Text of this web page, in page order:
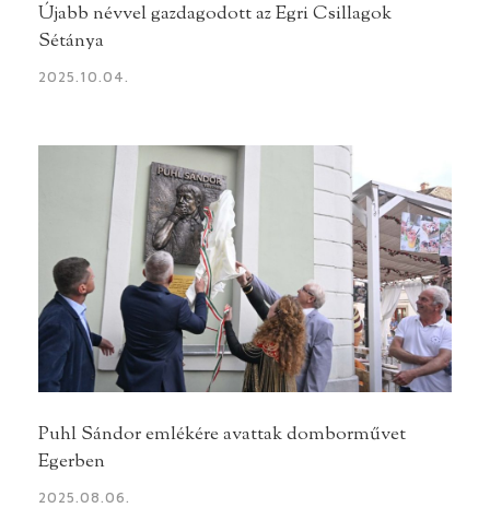
Újabb névvel gazdagodott az Egri Csillagok
Sétánya
2025.10.04.
Puhl Sándor emlékére avattak domborművet
Egerben
2025.08.06.